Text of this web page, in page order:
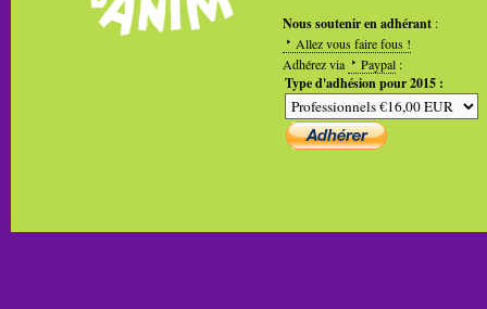
Nous soutenir en adhérant :
Allez vous faire fous !
Adhérez via
Paypal :
Type d'adhésion pour 2015 :